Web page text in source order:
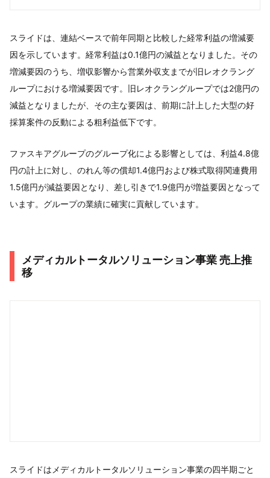
スライドは、連結ベースで前年同期と比較した経常利益の増減要
因を示しています。経常利益は0.1億円の減益となりました。その
増減要因のうち、増収影響から営業外収支までが旧レオクラング
ループにおける増減要因です。旧レオクラングループでは2億円の
減益となりましたが、その主な要因は、前期に計上した大型の好
採算案件の反動による粗利益低下です。
ファスキアグループのグループ化による影響としては、利益4.8億
円の計上に対し、のれん等の償却1.4億円および株式取得関連費用
1.5億円が減益要因となり、差し引きで1.9億円が増益要因となって
います。グループの業績に確実に貢献しています。
メディカルトータルソリューション事業 売上推
移
スライドはメディカルトータルソリューション事業の四半期ごと